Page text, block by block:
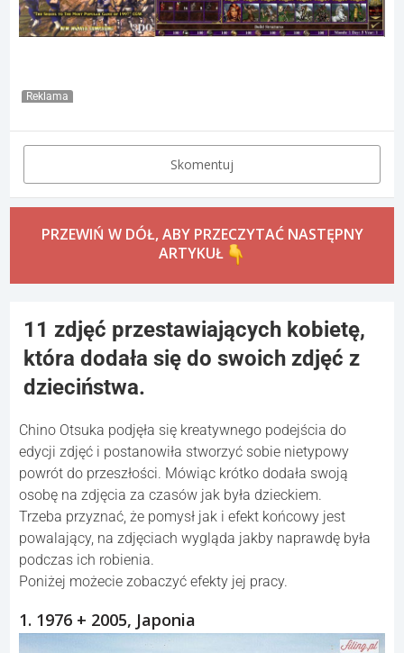
Reklama
Skomentuj
PRZEWIŃ W DÓŁ, ABY PRZECZYTAĆ NASTĘPNY
ARTYKUŁ
11 zdjęć przestawiających kobietę,
która dodała się do swoich zdjęć z
dzieciństwa.
Chino Otsuka podjęła się kreatywnego podejścia do
edycji zdjęć i postanowiła stworzyć sobie nietypowy
powrót do przeszłości. Mówiąc krótko dodała swoją
osobę na zdjęcia za czasów jak była dzieckiem.
Trzeba przyznać, że pomysł jak i efekt końcowy jest
powalający, na zdjęciach wygląda jakby naprawdę była
podczas ich robienia.
Poniżej możecie zobaczyć efekty jej pracy.
1. 1976 + 2005, Japonia